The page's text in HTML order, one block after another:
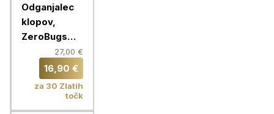
Odganjalec
klopov,
ZeroBugs
oranžna
27,00 €
16,90 €
za 30 Zlatih
točk